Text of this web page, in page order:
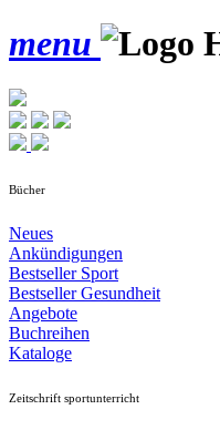
menu
Bücher
Neues
Ankündigungen
Bestseller Sport
Bestseller Gesundheit
Angebote
Buchreihen
Kataloge
Zeitschrift sportunterricht